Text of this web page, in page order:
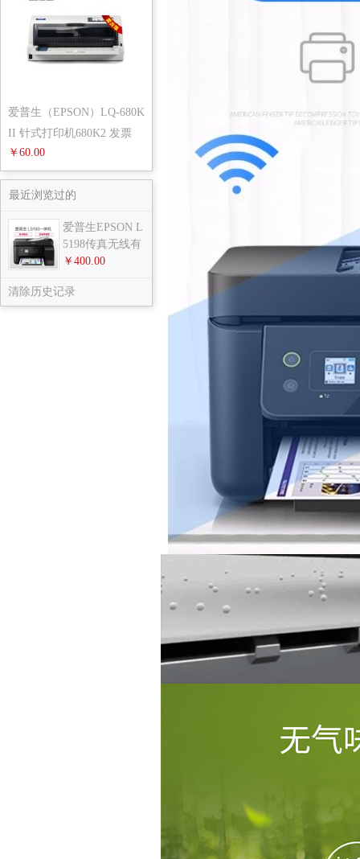
爱普生（EPSON）LQ-680K
II 针式打印机680K2 发票
快递单
￥60.00
最近浏览过的
爱普生EPSON L
5198传真无线有
线
￥400.00
清除历史记录